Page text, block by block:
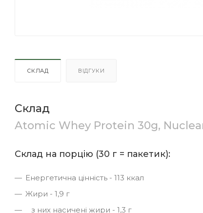
СКЛАД ВІДГУКИ
Склад
Atomic Whey Protein 30g,
Склад на порцію (30 г = пакетик):
Енергетична цінність - 113 ккал
Жири - 1,9 г
з них насичені жири - 1,3 г